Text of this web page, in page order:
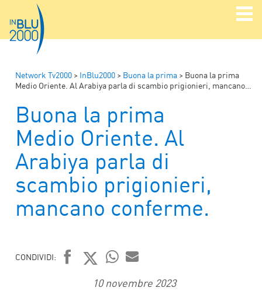
Network Tv2000 > InBlu2000 > Buona la prima > Buona la prima
Medio Oriente. Al Arabiya parla di scambio prigionieri, mancano conferme.
Buona la prima
Medio Oriente. Al
Arabiya parla di
scambio prigionieri,
mancano conferme.
CONDIVIDI:
FACEBOOK
TWITTER
WHATSAPP
MAIL
10 novembre 2023